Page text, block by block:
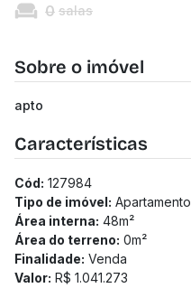
0 salas
Sobre o imóvel
apto
Características
Cód: 127984
Tipo de imóvel: Apartamento
Área interna: 48m²
Área do terreno: 0m²
Finalidade: Venda
Valor: R$ 1.041.273